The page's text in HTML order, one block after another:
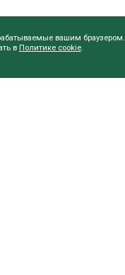
вашим браузером.
в Политике cookie.